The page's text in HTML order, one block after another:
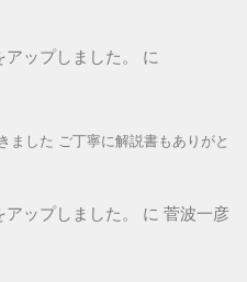
ップしました。
に
ました ご丁寧に解説書もありがと
ップしました。 に 菅波一彦